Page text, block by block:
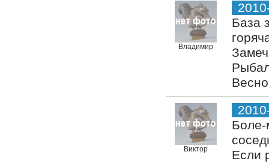
Владимир
База
Виктор
Если